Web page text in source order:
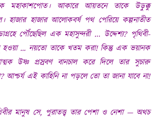
মহাকাশপোত। আকারেআয়তনে তাকে উড়ুক্কু
। হাজার হাজারআলোকবর্ষ পথ পেরিয়ে কল্পনাতীত
পৌঁছেছিল এক মহাসুন্দরী ... উদ্দেশ্য? পৃথিবী-
হওয়া … নয়তোতাকে খতম করা! কিন্তু এক ভয়ানক
উষ্ণ প্রস্রবণ বানচাল করে দিলে তার সুচারু
আশ্চর্য এই কাহিনি না পড়লে তো তা জানা যাবে না!
মানুষ সে, পুরাতত্ত্ব তার পেশা ও নেশা — অথচ